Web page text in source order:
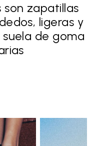
son zapatillas
ligeras y
de goma